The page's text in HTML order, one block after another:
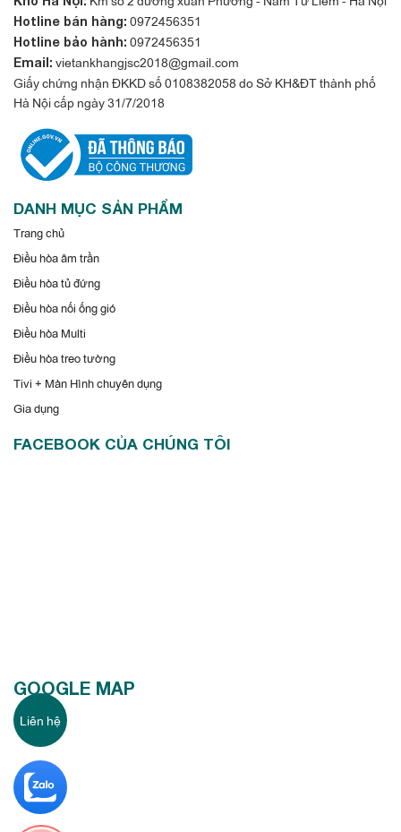
Hotline bán hàng: 0972456351
Hotline bảo hành: 0972456351
Email: vietankhangjsc2018@gmail.com
Giấy chứng nhận ĐKKD số 0108382058 do Sở KH&ĐT thành phố
Hà Nội cấp ngày 31/7/2018
DANH MỤC SẢN PHẨM
Trang chủ
Điều hòa âm trần
Điều hòa tủ đứng
Điều hòa nối ống gió
Điều hòa Multi
Điều hòa treo tường
Tivi + Màn Hình chuyên dụng
Gia dụng
FACEBOOK CỦA CHÚNG TÔI
GOOGLE MAP
Liên hệ